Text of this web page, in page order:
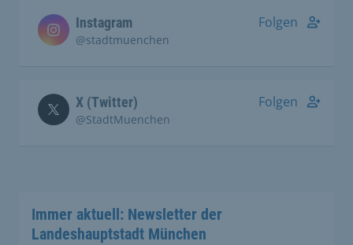
Instagram
@stadtmuenchen
Folgen
X (Twitter)
@StadtMuenchen
Folgen
Immer aktuell: Newsletter der
Landeshauptstadt München